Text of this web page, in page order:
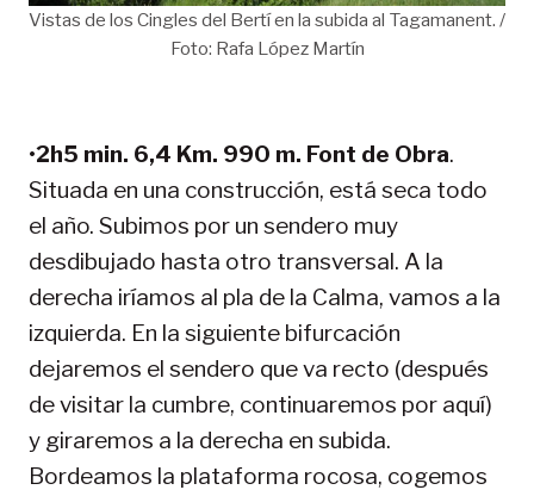
Vistas de los Cingles del Bertí en la subida al Tagamanent. /
Foto: Rafa López Martín
•2h5 min. 6,4 Km. 990 m. Font de Obra.
Situada en una construcción, está seca todo
el año. Subimos por un sendero muy
desdibujado hasta otro transversal. A la
derecha iríamos al pla de la Calma, vamos a la
izquierda. En la siguiente bifurcación
dejaremos el sendero que va recto (después
de visitar la cumbre, continuaremos por aquí)
y giraremos a la derecha en subida.
Bordeamos la plataforma rocosa, cogemos